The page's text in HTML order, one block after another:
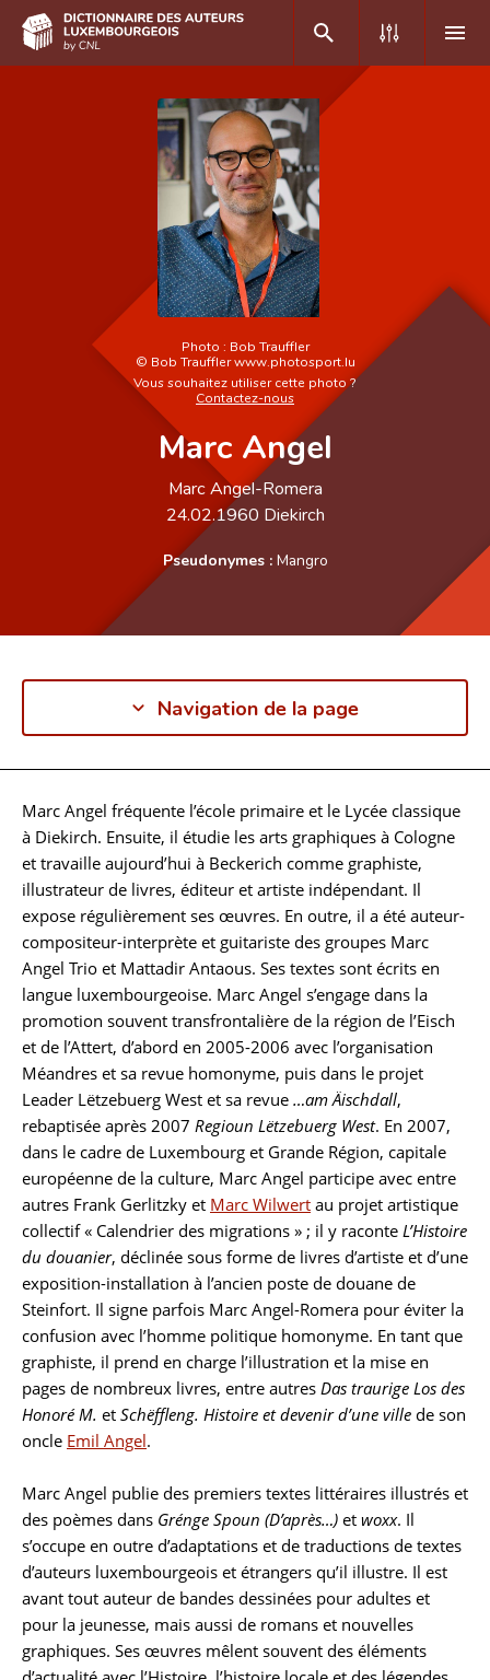
Recherche avancée
Foire aux questions
Équipe scientifique
Photo : Bob Trauffler
© Bob Trauffler www.photosport.lu
Vous souhaitez utiliser cette photo ?
Contactez-nous
Marc Angel
Marc Angel-Romera
24.02.1960 Diekirch
Pseudonymes : Mangro
Navigation de la page
Biographie
Marc Angel fréquente l’école primaire et le Lycée classique
à Diekirch. Ensuite, il étudie les arts graphiques à Cologne
et travaille aujourd’hui à Beckerich comme graphiste,
illustrateur de livres, éditeur et artiste indépendant. Il
expose régulièrement ses œuvres. En outre, il a été auteur-
compositeur-interprète et guitariste des groupes Marc
Angel Trio et Mattadir Antaous. Ses textes sont écrits en
langue luxembourgeoise. Marc Angel s’engage dans la
promotion souvent transfrontalière de la région de l’Eisch
et de l’Attert, d’abord en 2005-2006 avec l’organisation
Méandres et sa revue homonyme, puis dans le projet
Leader Lëtzebuerg West et sa revue …am Äischdall,
rebaptisée après 2007 Regioun Lëtzebuerg West. En 2007,
dans le cadre de Luxembourg et Grande Région, capitale
européenne de la culture, Marc Angel participe avec entre
autres Frank Gerlitzky et Marc Wilwert au projet artistique
collectif « Calendrier des migrations » ; il y raconte L’Histoire
du douanier, déclinée sous forme de livres d’artiste et d’une
exposition-installation à l’ancien poste de douane de
Steinfort. Il signe parfois Marc Angel-Romera pour éviter la
confusion avec l’homme politique homonyme. En tant que
graphiste, il prend en charge l’illustration et la mise en
pages de nombreux livres, entre autres Das traurige Los des
Honoré M. et Schëffleng. Histoire et devenir d’une ville de son
oncle Emil Angel.
Marc Angel publie des premiers textes littéraires illustrés et
des poèmes dans Grénge Spoun (D’après…) et woxx. Il
s’occupe en outre d’adaptations et de traductions de textes
d’auteurs luxembourgeois et étrangers qu’il illustre. Il est
avant tout auteur de bandes dessinées pour adultes et
pour la jeunesse, mais aussi de romans et nouvelles
graphiques. Ses œuvres mêlent souvent des éléments